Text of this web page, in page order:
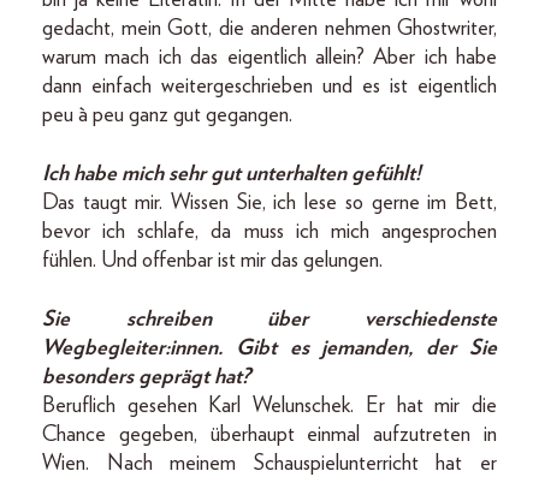
gedacht, mein Gott, die anderen nehmen Ghostwriter,
warum mach ich das eigentlich allein? Aber ich habe
dann einfach weitergeschrieben und es ist eigentlich
peu à peu ganz gut gegangen.
Ich habe mich sehr gut unterhalten gefühlt!
Das taugt mir. Wissen Sie, ich lese so gerne im Bett,
bevor ich schlafe, da muss ich mich angesprochen
fühlen. Und offenbar ist mir das gelungen.
Sie schreiben über verschiedenste
Wegbegleiter:innen. Gibt es jemanden, der Sie
besonders geprägt hat?
Beruflich gesehen Karl Welunschek. Er hat mir die
Chance gegeben, überhaupt einmal aufzutreten in
Wien. Nach meinem Schauspielunterricht hat er